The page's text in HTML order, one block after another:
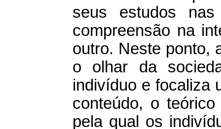
seus estudos
compreensão na
outro. Neste ponto,
o olhar da
indivíduo e focaliza
conteúdo, o
pela qual os